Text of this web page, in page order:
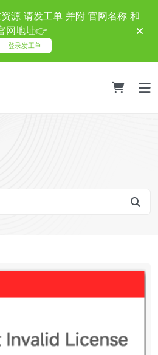
源 请发工单 并附 官网名称 和
网地址👉
登录发工单